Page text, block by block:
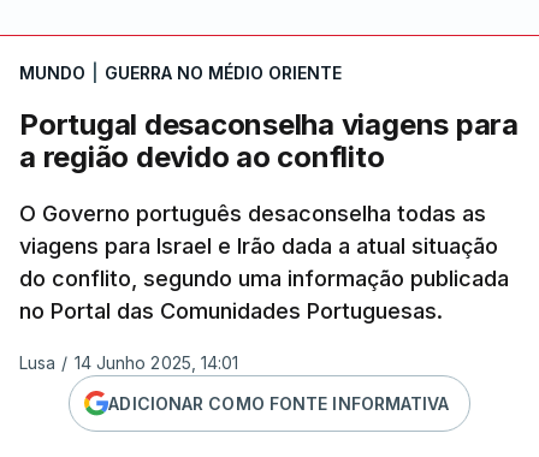
MUNDO GUERRA NO MÉDIO ORIENTE
Portugal desaconselha viagens para
a região devido ao conflito
O Governo português desaconselha todas as
viagens para Israel e Irão dada a atual situação
do conflito, segundo uma informação publicada
no Portal das Comunidades Portuguesas.
Lusa / 14 Junho 2025, 14:01
ADICIONAR COMO FONTE INFORMATIVA